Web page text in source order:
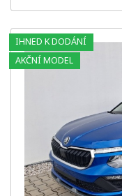
IHNED K DODÁNÍ
AKČNÍ MODEL